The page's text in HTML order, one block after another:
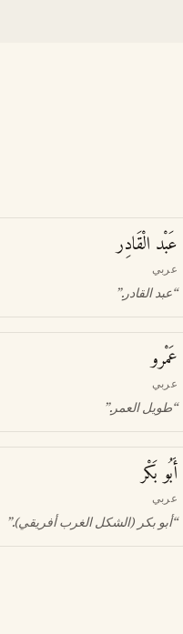
عَبْد الْقَادِر
عربي
“عبد القادر.”
عَمْرو
عربي
“طويل العمر.”
أَبُو بَكْر
عربي
“أبو بكر (الشكل الغرب أفريقي).”